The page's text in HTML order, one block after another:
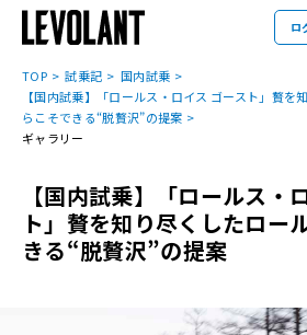
ロ
TOP 試乗記
国内試乗
【国内試乗】「ロールス・ロイス ゴースト」贅を
らこそできる“脱贅沢”の提案
ギャラリー
【国内試乗】「ロールス・
ト」贅を知り尽くしたロー
きる“脱贅沢”の提案